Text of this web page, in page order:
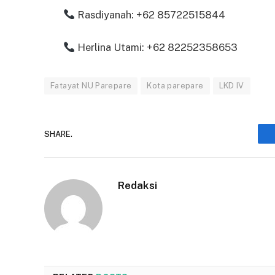
Rasdiyanah: +62 85722515844
Herlina Utami: +62 82252358653
Fatayat NU Parepare Kota parepare LKD IV
SHARE.
Redaksi